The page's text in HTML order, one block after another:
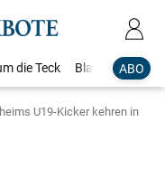
ABO
die Teck Blaulicht
U19-Kicker kehren in